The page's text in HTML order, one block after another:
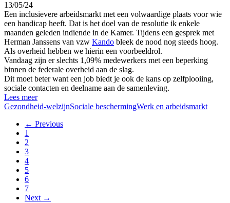
13/05/24
Een inclusievere arbeidsmarkt met een volwaardige plaats voor wie
een handicap heeft. Dat is het doel van de resolutie ik enkele
maanden geleden indiende in de Kamer. Tijdens een gesprek met
Herman Janssens van vzw Kando bleek de nood nog steeds hoog.
Als overheid hebben we hierin een voorbeeldrol.
Vandaag zijn er slechts 1,09% medewerkers met een beperking
binnen de federale overheid aan de slag.
Dit moet beter want een job biedt je ook de kans op zelfplooiing,
sociale contacten en deelname aan de samenleving.
Lees meer
Gezondheid-welzijnSociale beschermingWerk en arbeidsmarkt
← Previous
1
2
3
4
5
6
7
Next →